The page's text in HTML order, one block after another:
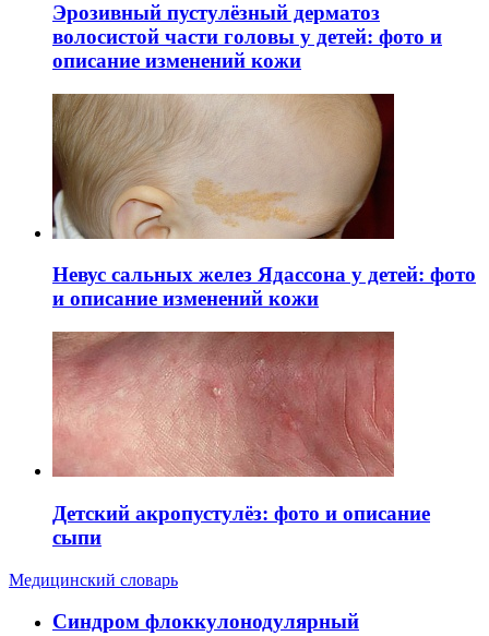
Эрозивный пустулёзный дерматоз
волосистой части головы у детей: фото и
описание изменений кожи
Невус сальных желез Ядассона у детей: фото
и описание изменений кожи
Детский акропустулёз: фото и описание
сыпи
Медицинский словарь
Cиндром флоккулонодулярный